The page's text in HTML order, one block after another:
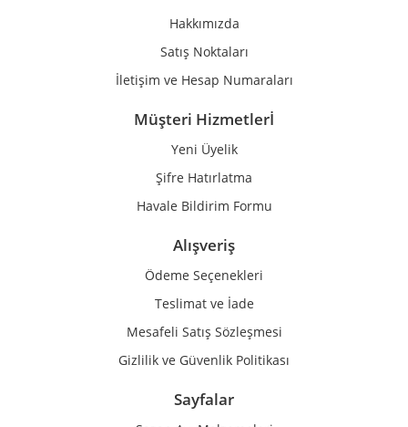
Gönder
Hakkımızda
Satış Noktaları
İletişim ve Hesap Numaraları
Müşteri Hizmetlerİ
Yeni Üyelik
Şifre Hatırlatma
Havale Bildirim Formu
Alışveriş
Ödeme Seçenekleri
Teslimat ve İade
Mesafeli Satış Sözleşmesi
Gizlilik ve Güvenlik Politikası
Sayfalar